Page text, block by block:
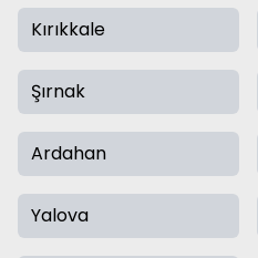
Kırıkkale
Şırnak
Ardahan
Yalova